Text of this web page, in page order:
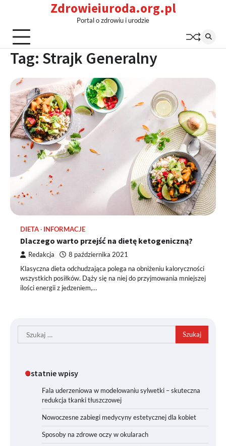
content
Zdrowieiuroda.org.pl
Portal o zdrowiu i urodzie
Tag: Strajk Generalny
DIETA INFORMACJE
Dlaczego warto przejść na dietę ketogeniczną?
Redakcja 8 października 2021
Klasyczna dieta odchudzająca polega na obniżeniu kaloryczności
wszystkich posiłków. Dąży się na niej do przyjmowania mniejszej
ilości energii z jedzeniem,…
Szukaj:
Ostatnie wpisy
Fala uderzeniowa w modelowaniu sylwetki – skuteczna
redukcja tkanki tłuszczowej
Nowoczesne zabiegi medycyny estetycznej dla kobiet
Sposoby na zdrowe oczy w okularach